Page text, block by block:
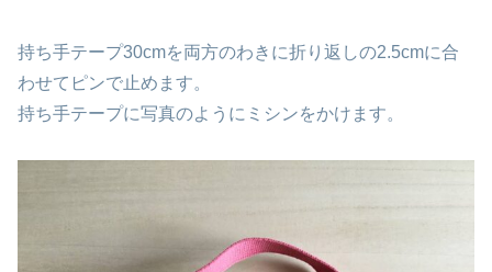
持ち手テープ30cmを両方のわきに折り返しの2.5cmに合
わせてピンで止めます。
持ち手テープに写真のようにミシンをかけます。